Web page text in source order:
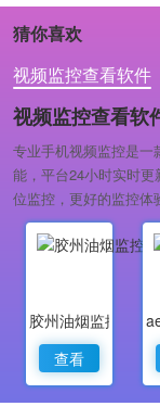
猜你喜欢
视频监控查看软件
专业做婚礼策划的软
视频监控查看软
专业手机视频监控是一
能，平台24小时实时
位监控，更好的监控体
胶州油烟监控
查看